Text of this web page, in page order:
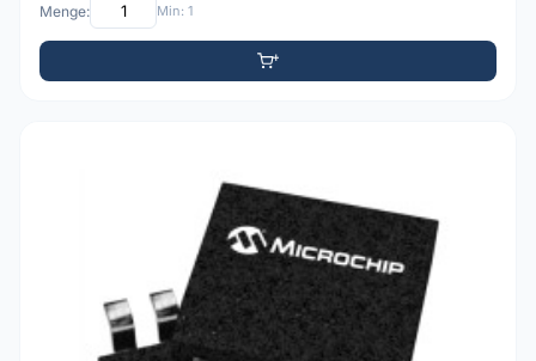
Menge: Min: 1